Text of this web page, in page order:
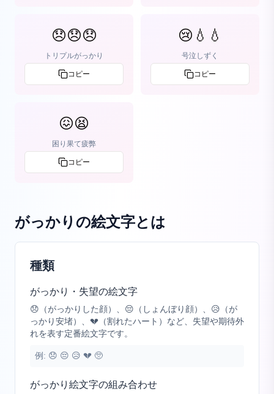
😞😞😞
トリプルがっかり
コピー
😢💧💧
号泣しずく
コピー
😖😫
困り果て疲弊
コピー
がっかりの絵文字とは
種類
がっかり・失望の絵文字
😞（がっかりした顔）、😔（しょんぼり顔）、😥（が
っかり安堵）、💔（割れたハート）など、失望や期待外
れを表す定番絵文字です。
例: 😞 😔 😥 💔 🥺
がっかり絵文字の組み合わせ